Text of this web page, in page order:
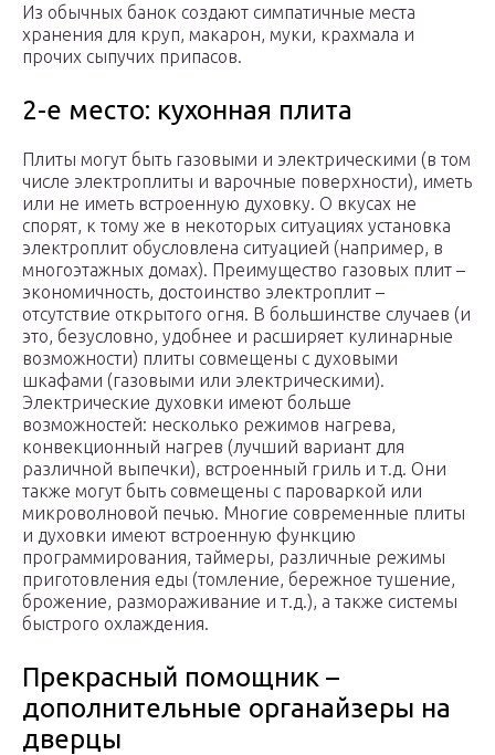
Из обычных банок создают симпатичные места
хранения для круп, макарон, муки, крахмала и
прочих сыпучих припасов.
2-е место: кухонная плита
Плиты могут быть газовыми и электрическими (в том
числе электроплиты и варочные поверхности), иметь
или не иметь встроенную духовку. О вкусах не
спорят, к тому же в некоторых ситуациях установка
электроплит обусловлена ситуацией (например, в
многоэтажных домах). Преимущество газовых плит –
экономичность, достоинство электроплит –
отсутствие открытого огня. В большинстве случаев (и
это, безусловно, удобнее и расширяет кулинарные
возможности) плиты совмещены с духовыми
шкафами (газовыми или электрическими).
Электрические духовки имеют больше
возможностей: несколько режимов нагрева,
конвекционный нагрев (лучший вариант для
различной выпечки), встроенный гриль и т.д. Они
также могут быть совмещены с пароваркой или
микроволновой печью. Многие современные плиты
и духовки имеют встроенную функцию
программирования, таймеры, различные режимы
приготовления еды (томление, бережное тушение,
брожение, размораживание и т.д.), а также системы
быстрого охлаждения.
Прекрасный помощник –
дополнительные органайзеры на
дверцы